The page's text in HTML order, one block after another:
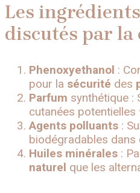
Les
discutés par
Phenoxyethanol :
pour la sécurité des
Parfum synthétique :
cutanées potentielles
Agents polluants :
biodégradables dans
Huiles minérales :
naturel que les